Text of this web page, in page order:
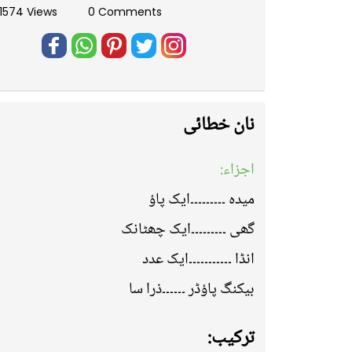
Views 0 Comments
نان خطائی
اجزاء:
میدہ ۔۔۔۔۔۔۔۔۔ایک پاؤ
گھی ۔۔۔۔۔۔۔۔۔ایک چھٹانک
انڈا ۔۔۔۔۔۔۔۔۔۔۔ایک عدد
بیکنگ پاؤڈر ۔۔۔۔۔۔ذرا سا
ترکیب: